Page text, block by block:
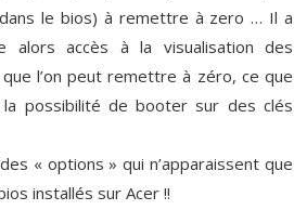
le bios) à remettre à zero … Il a
alors accès à la visualisation des
l’on peut remettre à zéro, ce que
possibilité de booter sur des clés
« options » qui n’apparaissent que
installés sur Acer !!